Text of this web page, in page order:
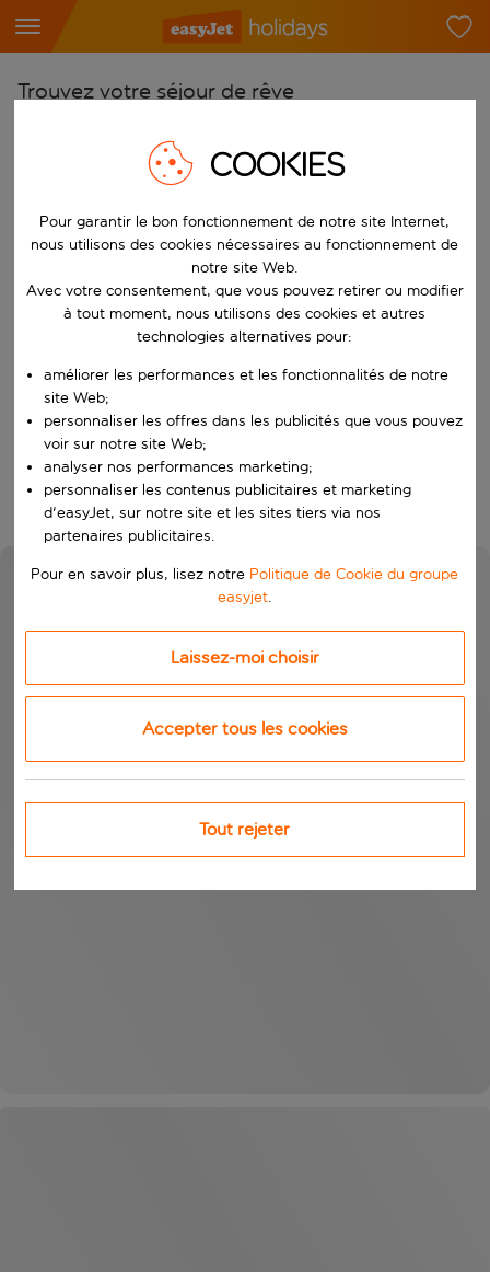
Trouvez votre séjour de rêve
Choisissez votre aéroport
Commencez à taper pour la saisie automatique. Lorsque les
Choisissez votre destination
Vers
Choisissez vos dates
Quand
Rechercher
COOKIES
Pour garantir le bon fonctionnement de notre site Internet,
nous utilisons des cookies nécessaires au fonctionnement de
notre site Web.
Avec votre consentement, que vous pouvez retirer ou modifier
à tout moment, nous utilisons des cookies et autres
technologies alternatives pour:
améliorer les performances et les fonctionnalités de notre
site Web;
personnaliser les offres dans les publicités que vous pouvez
voir sur notre site Web;
analyser nos performances marketing;
personnaliser les contenus publicitaires et marketing
d'easyJet, sur notre site et les sites tiers via nos
partenaires publicitaires.
Pour en savoir plus, lisez notre Politique de Cookie du groupe
easyjet.
Laissez-moi choisir
Accepter tous les cookies
Tout rejeter